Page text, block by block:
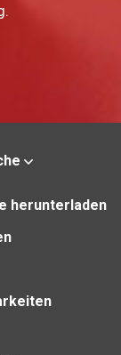
herunterladen